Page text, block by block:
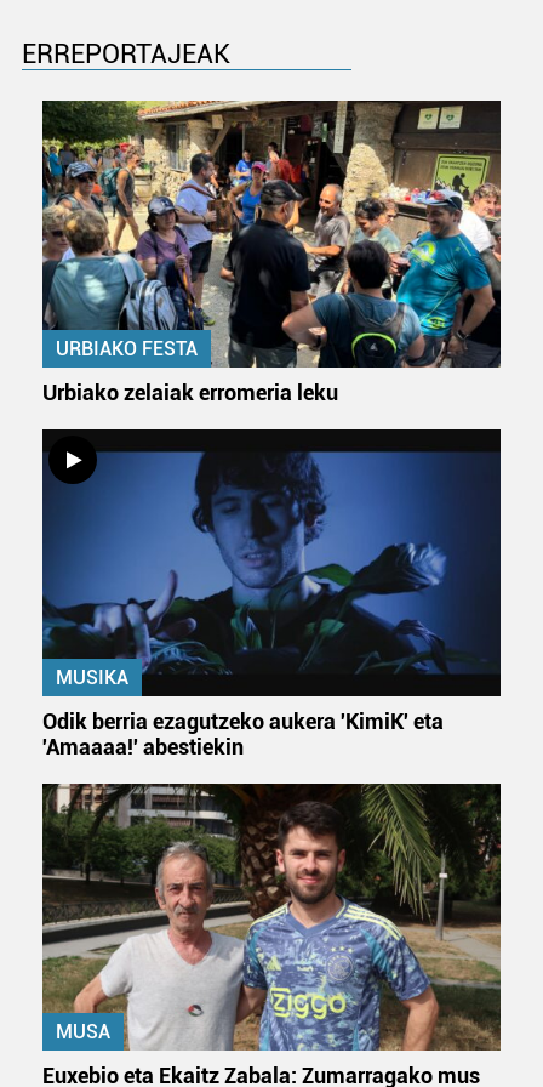
zure baimena Cookieen adierazpenean.
Webgune honek cookie propioak eta hirugarrenen cookie-
fitxategiak erabiltzen ditu. Zure esperientzia eta
zerbitzuak hobetzeko asmoz, cookie teknologiaz
baliatzen gara. Ohar hau onartuz gero, teknologia hori
erabiltzeko baimen esplizitua ematen diguzu.Gehiago
irakurri
ERREPORTAJEAK
URBIAKO FESTA
Urbiako zelaiak erromeria leku
MUSIKA
Odik berria ezagutzeko aukera 'KimiK' eta
'Amaaaa!' abestiekin
MUSA
Euxebio eta Ekaitz Zabala: Zumarragako mus